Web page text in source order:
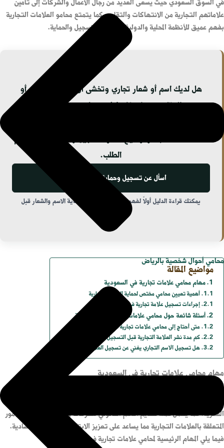
محامي أحوال شخصية بالرياض
في السوق السعودي حيث يسعى العديد من رجال الأعمال والشركات إلى تأمين
علاماتهم التجارية من الانتهاكات والتقليد. كما يتمتع محامو العلامات التجارية
بفهم عميق للأنظمة المحلية والدولية المتعلقة بالتسجيل والحماية.
هل لديك اسم أو شعار تجاري وتخشى أن يُرفض تسجيله أو
يتعرض للتقليد بعد انتشاره؟ لا تنتظر حتى تظهر مشكلة في
احتمالات التشابه، وتوضيح مسار التسجيل والحماية قبل تقديم
الطلب.
اسأل عن تسجيل وحماية علامتك التجارية
يمكنك قراءة الدليل أولاً لفهم خطوات التسجيل وحماية الاسم والشعار قبل
مواضيع المقالة
مهام محامي علامات تجارية في السعودية
أهمية تعيين محامي مختص لحماية العلامة التجارية
إجراءات تسجيل علامة تجارية في السعودية
أسئلة شائعة حول محامي علامات تجارية في السعودية
متى أحتاج إلى محامي علامات تجارية في السعودية؟
كم مدة نشر العلامة التجارية قبل التسجيل؟
هل تسجيل الاسم التجاري يغني عن تسجيل العلامة التجارية؟
مهام محامي علامات تجارية في السعودية
يلعب محامي علامات تجارية في السعودية دوراً محورياً في حماية حقوق الملكية
الفكرية. كما يشمل عمله تقديم الدعم القانوني للشركات والأفراد في جميع الأمور
المتعلقة بالعلامات التجارية مما يساعد على تعزيز الابتكار والتنمية الاقتصادية.
فيما يلي المهام الرئيسية لمحامي علامات تجارية في السعودية: